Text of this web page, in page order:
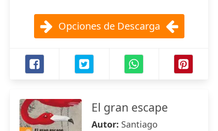
Opciones de Descarga
El gran escape
Autor: Santiago